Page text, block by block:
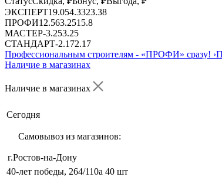
ЭКСПЕРТ19.054.3323.38
ПРОФИ12.563.2515.8
МАСТЕР-3.253.25
СТАНДАРТ-2.172.17
Профессиональным строителям - «ПРОФИ» сразу! ›
Наличие в магазинах
Наличие в магазинах
Сегодня
Самовывоз из магазинов:
г.Ростов-на-Дону
40-лет победы, 264/110а 40 шт